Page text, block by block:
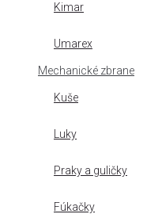
Kimar
Umarex
Mechanické zbrane
Kuše
Luky
Praky a guličky
Fúkačky